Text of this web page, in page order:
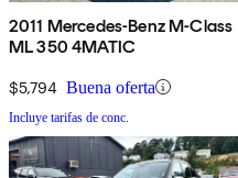
2011 Mercedes-Benz M-Class
ML 350 4MATIC
$5,794 Buena oferta
Incluye tarifas de conc.